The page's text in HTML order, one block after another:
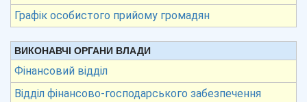
Графік особистого прийому громадян
ВИКОНАВЧІ ОРГАНИ ВЛАДИ
Фінансовий відділ
Відділ фінансово-господарського забезпечення